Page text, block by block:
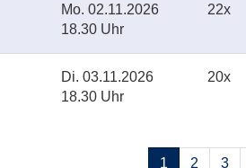
Mo. 02.11.2026
18.30 Uhr
22x
Di. 03.11.2026
18.30 Uhr
20x
Seiten
1 2 3